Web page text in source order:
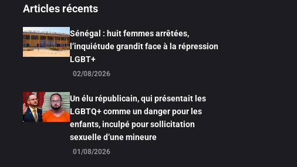
Articles récents
Sénégal : huit femmes arrêtées,
l’inquiétude grandit face à la répression
LGBT+
02/08/2026
Un élu républicain, qui présentait les
LGBTQ+ comme un danger pour les
enfants, inculpé pour sollicitation
sexuelle d’une mineure
01/08/2026